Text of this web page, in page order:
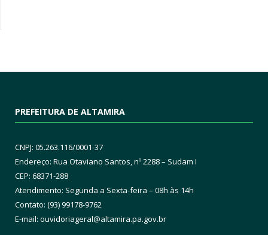
PREFEITURA DE ALTAMIRA
CNPJ: 05.263.116/0001-37
Endereço: Rua Otaviano Santos, nº 2288 – Sudam I
CEP: 68371-288
Atendimento: Segunda a Sexta-feira – 08h às 14h
Contato: (93) 99178-9762
E-mail: ouvidoriageral@altamira.pa.gov.br